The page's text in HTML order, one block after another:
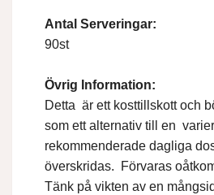
Antal Serveringar:
90st
Övrig Information:
Detta är ett kosttillskott och
som ett alternativ till en
rekommenderade dagliga
överskridas. Förvaras
Tänk på vikten av en